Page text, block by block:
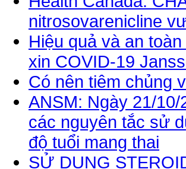
nitrosovarenicline
Hiệu quả và an
xin COVID-19
Có nên tiêm chủng
ANSM: Ngày 21/
các nguyên tắc sử
độ tuổi mang thai
SỬ DỤNG